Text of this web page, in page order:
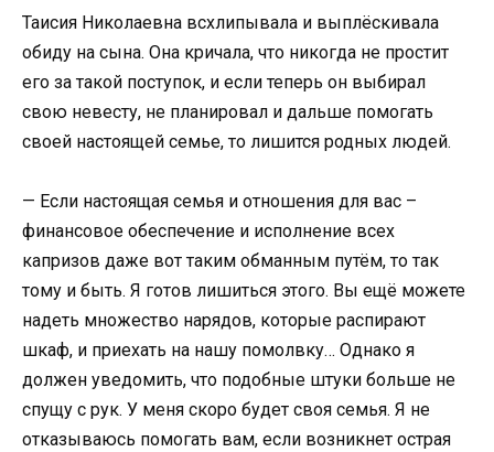
Таисия Николаевна всхлипывала и выплёскивала
обиду на сына. Она кричала, что никогда не простит
его за такой поступок, и если теперь он выбирал
свою невесту, не планировал и дальше помогать
своей настоящей семье, то лишится родных людей.
— Если настоящая семья и отношения для вас –
финансовое обеспечение и исполнение всех
капризов даже вот таким обманным путём, то так
тому и быть. Я готов лишиться этого. Вы ещё можете
надеть множество нарядов, которые распирают
шкаф, и приехать на нашу помолвку… Однако я
должен уведомить, что подобные штуки больше не
спущу с рук. У меня скоро будет своя семья. Я не
отказываюсь помогать вам, если возникнет острая